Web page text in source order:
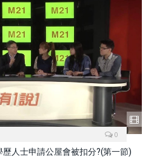
0
歷人士申請公屋會被扣分?(第一節)